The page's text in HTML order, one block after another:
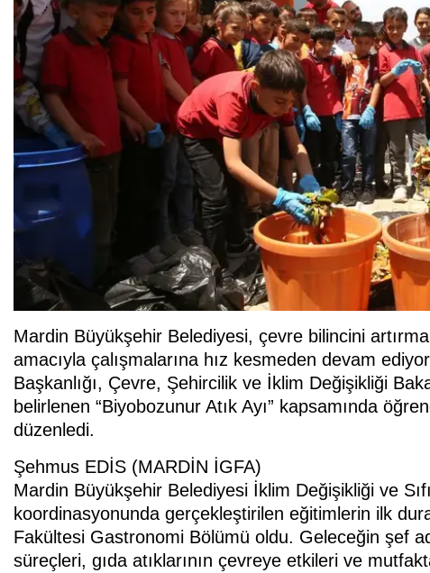
Mardin Büyükşehir Belediyesi, çevre bilincini
amacıyla çalışmalarına hız kesmeden devam
Başkanlığı, Çevre, Şehircilik ve İklim Değişikliği
belirlenen “Biyobozunur Atık Ayı” kapsamında
düzenledi.
Şehmus EDİS (MARDİN İGFA)
Mardin Büyükşehir Belediyesi İklim Değişikliği ve
koordinasyonunda gerçekleştirilen eğitimlerin ilk
Fakültesi Gastronomi Bölümü oldu. Geleceğin şef
süreçleri, gıda atıklarının çevreye etkileri ve